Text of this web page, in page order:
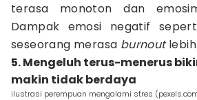
terasa monoton dan
Dampak emosi negatif
seseorang merasa burnout
5. Mengeluh terus-menerus
makin tidak berdaya
ilustrasi perempuan mengalami stres